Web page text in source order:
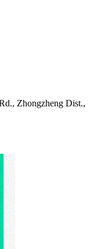
Zhongzheng Dist.,